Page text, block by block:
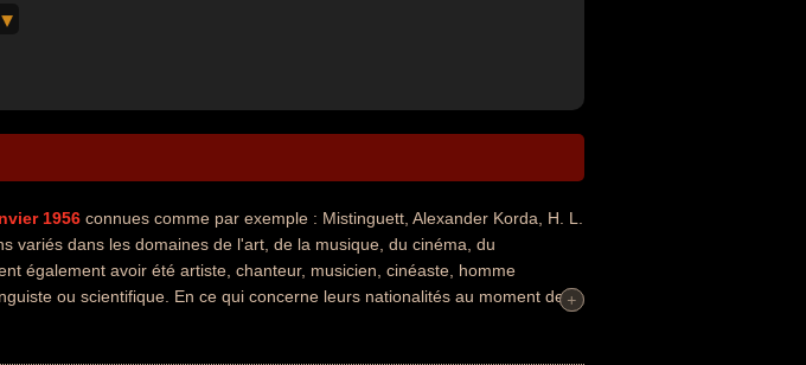
1956 connues comme par exemple : Mistinguett, Alexander Korda, H. L.
variés dans les domaines de l'art, de la musique, du cinéma, du
également avoir été artiste, chanteur, musicien, cinéaste, homme
ou scientifique. En ce qui concerne leurs nationalités au moment de+
+